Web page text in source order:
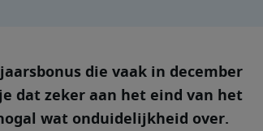
die vaak in december
dat zeker aan het eind van het
wat onduidelijkheid over.